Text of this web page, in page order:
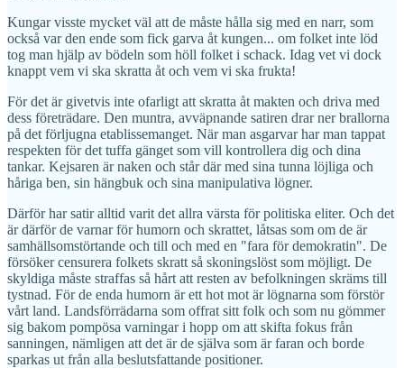
Kungar visste mycket väl att de måste hålla sig med en narr, som
också var den ende som fick garva åt kungen... om folket inte löd
tog man hjälp av bödeln som höll folket i schack. Idag vet vi dock
knappt vem vi ska skratta åt och vem vi ska frukta!
För det är givetvis inte ofarligt att skratta åt makten och driva med
dess företrädare. Den muntra, avväpnande satiren drar ner brallorna
på det förljugna etablissemanget. När man asgarvar har man tappat
respekten för det tuffa gänget som vill kontrollera dig och dina
tankar. Kejsaren är naken och står där med sina tunna löjliga och
håriga ben, sin hängbuk och sina manipulativa lögner.
Därför har satir alltid varit det allra värsta för politiska eliter. Och det
är därför de varnar för humorn och skrattet, låtsas som om de är
samhällsomstörtande och till och med en "fara för demokratin". De
försöker censurera folkets skratt så skoningslöst som möjligt. De
skyldiga måste straffas så hårt att resten av befolkningen skräms till
tystnad. För de enda humorn är ett hot mot är lögnarna som förstör
vårt land. Landsförrädarna som offrat sitt folk och som nu gömmer
sig bakom pompösa varningar i hopp om att skifta fokus från
sanningen, nämligen att det är de själva som är faran och borde
sparkas ut från alla beslutsfattande positioner.